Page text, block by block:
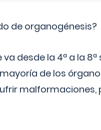
de organogénesis?
va desde la 4ª a la
de los